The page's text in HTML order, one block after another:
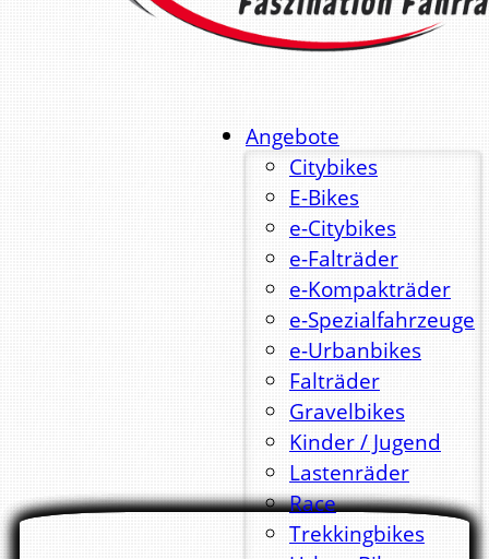
Angebote
Citybikes
E-Bikes
e-Citybikes
e-Falträder
e-Kompakträder
e-Spezialfahrzeuge
e-Urbanbikes
Falträder
Gravelbikes
Kinder / Jugend
Lastenräder
Race
Trekkingbikes